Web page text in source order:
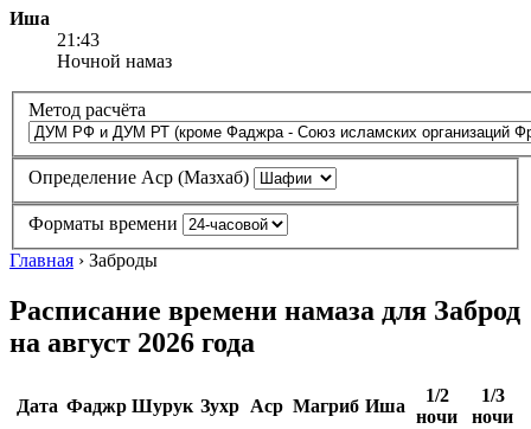
Иша
21:43
Ночной намаз
Метод расчёта
Определение Аср (Мазхаб)
Форматы времени
Главная › Заброды
Расписание времени намаза для Заброд
на август 2026 года
Дата Фаджр Шурук Зухр Аср Магриб Иша
1/2
ночи
1/3
ночи